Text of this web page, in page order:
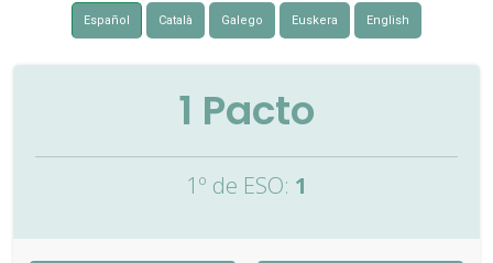
Español Català Galego Euskera English
1 Pacto
1º de ESO: 1